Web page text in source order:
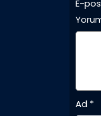
E-
Ad *